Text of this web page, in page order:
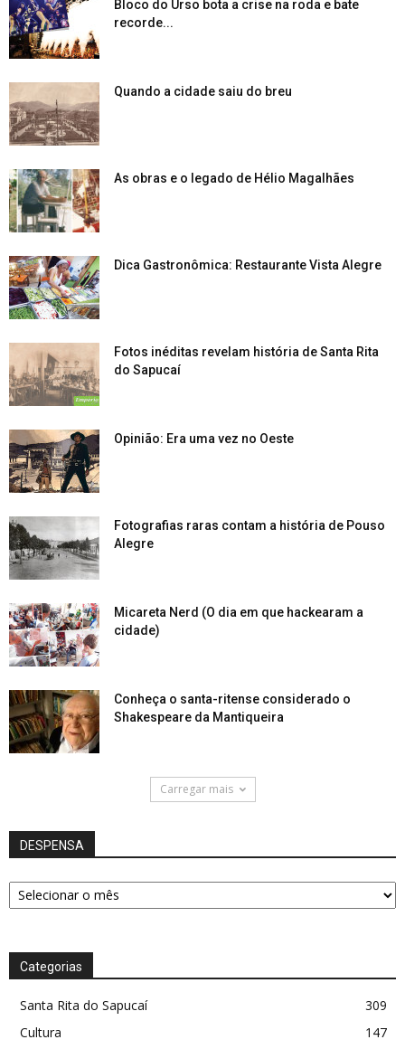
Bloco do Urso bota a crise na roda e bate
recorde...
Quando a cidade saiu do breu
As obras e o legado de Hélio Magalhães
Dica Gastronômica: Restaurante Vista Alegre
Fotos inéditas revelam história de Santa Rita
do Sapucaí
Opinião: Era uma vez no Oeste
Fotografias raras contam a história de Pouso
Alegre
Micareta Nerd (O dia em que hackearam a
cidade)
Conheça o santa-ritense considerado o
Shakespeare da Mantiqueira
Carregar mais
DESPENSA
DESPENSA
Categorias
Santa Rita do Sapucaí
309
Cultura
147